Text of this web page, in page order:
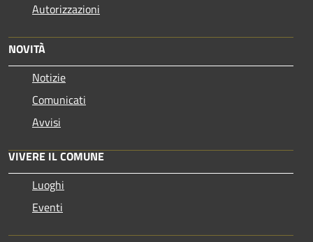
Autorizzazioni
NOVITÀ
Notizie
Comunicati
Avvisi
VIVERE IL COMUNE
Luoghi
Eventi